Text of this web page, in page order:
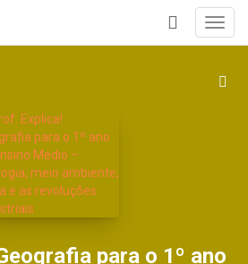
+
para o 1º ano